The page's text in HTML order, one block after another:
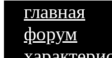
главная
форум